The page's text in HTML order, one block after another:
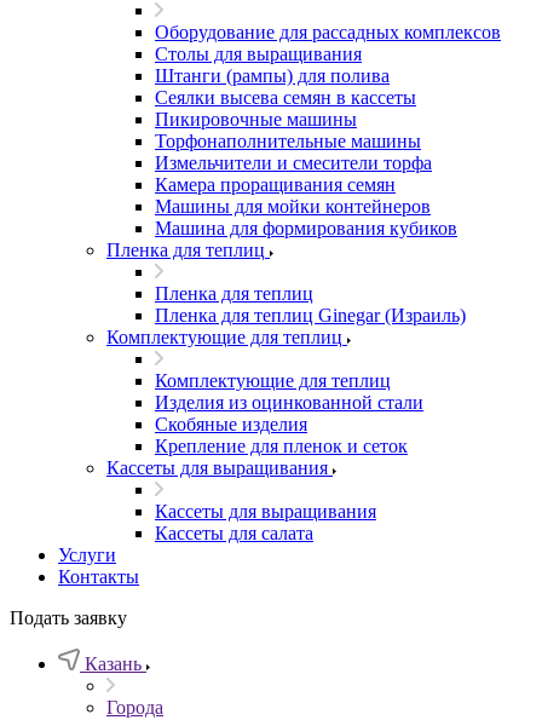
Оборудование для рассадных комплексов
Столы для выращивания
Штанги (рампы) для полива
Сеялки высева семян в кассеты
Пикировочные машины
Торфонаполнительные машины
Измельчители и смесители торфа
Камера проращивания семян
Машины для мойки контейнеров
Машина для формирования кубиков
Пленка для теплиц
Пленка для теплиц
Пленка для теплиц Ginegar (Израиль)
Комплектующие для теплиц
Комплектующие для теплиц
Изделия из оцинкованной стали
Скобяные изделия
Крепление для пленок и сеток
Кассеты для выращивания
Кассеты для выращивания
Кассеты для салата
Услуги
Контакты
Подать заявку
Казань
Города